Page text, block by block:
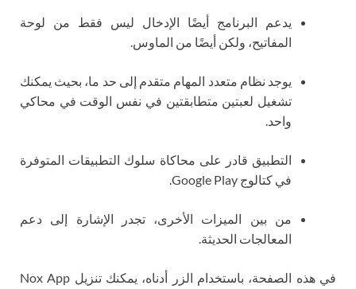
يدعم البرنامج أيضًا الإدخال ليس فقط من لوحة
المفاتيح، ولكن أيضًا من الماوس.
يوجد نظام متعدد المهام متقدم إلى حد ما، بحيث يمكنك
تشغيل لعبتين متطابقتين في نفس الوقت في محاكي
واحد.
التطبيق قادر على محاكاة سلوك التطبيقات المتوفرة
في كتالوج Google Play.
من بين الميزات الأخرى، تجدر الإشارة إلى دعم
المعالجات الحديثة.
في هذه الصفحة، باستخدام الزر أدناه، يمكنك تنزيل Nox App